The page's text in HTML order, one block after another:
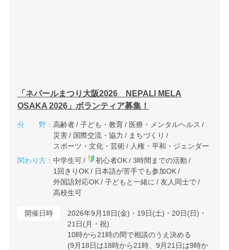
「ネパールまつり大阪2026 NEPALI MELA
OSAKA 2026」ボランティア募集！
分 野： 高齢者 子ども・教育
医療・メンタルヘルス
災害
国際交流・協力
まちづくり
スポーツ・文化・芸術
人権・平和・ジェンダー
関わり方： 中学生可 初心者OK
3時間までの活動
1回きりOK
日本語が苦手でも参加OK
外国語対応OK
子どもと一緒に
友人同士で
高校生可
開催日時
2026年9月18日(金)・19日(土)・20日(日)・
21日(月・祝)
10時から21時の間で相談のうえ決める
(9月18日は18時から21時、9月21日は9時か